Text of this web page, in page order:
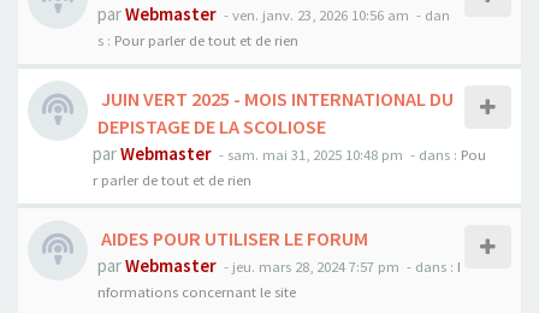
parWebmaster - ven. janv. 23, 2026 10:56 am - dan
s : Pour parler de tout et de rien
JUIN VERT 2025 - MOIS INTERNATIONAL DU
DEPISTAGE DE LA SCOLIOSE
parWebmaster - sam. mai 31, 2025 10:48 pm - dans : Pou
r parler de tout et de rien
AIDES POUR UTILISER LE FORUM
parWebmaster - jeu. mars 28, 2024 7:57 pm - dans : I
nformations concernant le site